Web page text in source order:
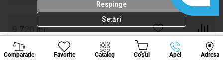
9 720lei
6 480
Comparație Favorite Catalog Coșul Apel Adresa
Viber Whatsapp
Respinge
Setări